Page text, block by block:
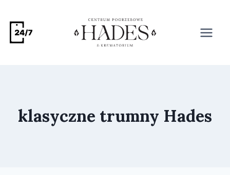
klasyczne trumny Hades